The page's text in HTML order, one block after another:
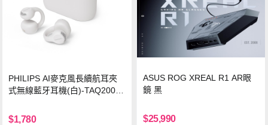
PHILIPS AI麥克風長續航耳夾
式無線藍牙耳機(白)-TAQ2000
$1,780
ASUS ROG XREAL R1 AR眼
鏡 黑
$25,990